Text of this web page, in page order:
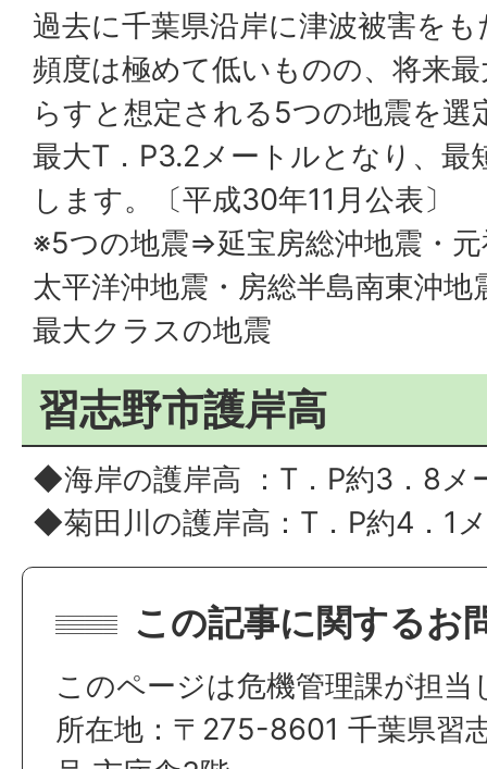
過去に千葉県沿岸に津波被害を
頻度は極めて低いものの、将来
らすと想定される5つの地震を選
最大T．P3.2メートルとなり、最
します。〔平成30年11月公表〕
※5つの地震⇒延宝房総沖地震・
太平洋沖地震・房総半島南東沖
最大クラスの地震
習志野市護岸高
◆海岸の護岸高 ：T．P約3．8メ
◆菊田川の護岸高：T．P約4．1
この記事に関するお
このページは危機管理課が担当
所在地：〒275-8601 千葉県習